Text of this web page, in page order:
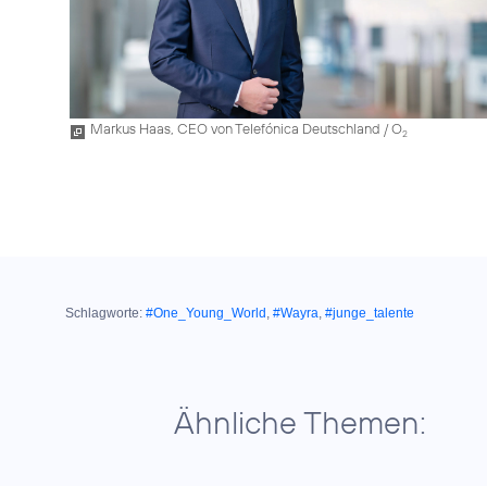
Markus Haas, CEO von Telefónica Deutschland / O2
Schlagworte: #One_Young_World, #Wayra, #junge_talente
Ähnliche Themen: